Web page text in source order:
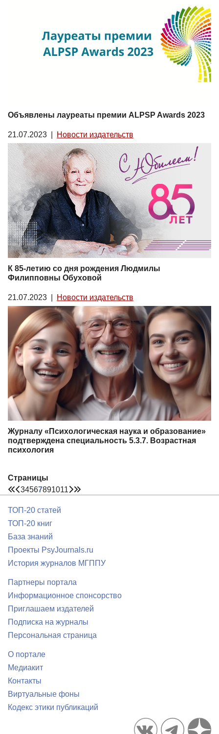
Объявлены лауреаты премии ALPSP Awards 2023
21.07.2023 Новости издательств
К 85-летию со дня рождения Людмилы
Филипповны Обуховой
21.07.2023 Новости издательств
Журналу «Психологическая наука и образование»
подтверждена специальность 5.3.7. Возрастная
психология
Страницы
34567891011
ТОП-20 статей
ТОП-20 книг
База знаний
Проекты PsyJournals.ru
История журналов МГППУ
Партнеры портала
Информационное спонсорство
Приглашаем издателей
Подписка на журналы
Персональная страница
О портале
Медиакит
Контакты
Виртуальные фоны
Кодекс этики публикаций